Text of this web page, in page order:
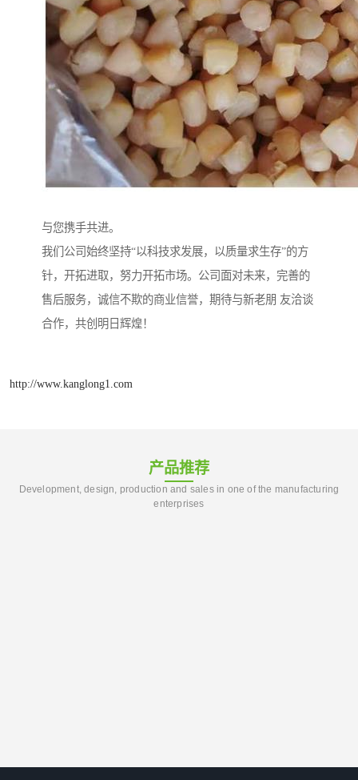
与您携手共进。
我们公司始终坚持“以科技求发展，以质量求生存”的方
针，开拓进取，努力开拓市场。公司面对未来，完善的
售后服务，诚信不欺的商业信誉，期待与新老朋 友洽谈
合作，共创明日辉煌！
http://www.kanglong1.com
产品推荐
Development, design, production and sales in one of the manufacturing
enterprises